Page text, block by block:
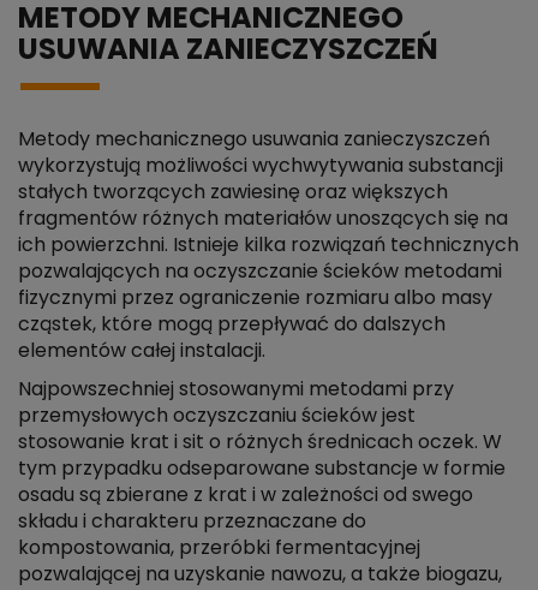
METODY MECHANICZNEGO
USUWANIA ZANIECZYSZCZEŃ
Metody mechanicznego usuwania zanieczyszczeń
wykorzystują możliwości wychwytywania substancji
stałych tworzących zawiesinę oraz większych
fragmentów różnych materiałów unoszących się na
ich powierzchni. Istnieje kilka rozwiązań technicznych
pozwalających na oczyszczanie ścieków metodami
fizycznymi przez ograniczenie rozmiaru albo masy
cząstek, które mogą przepływać do dalszych
elementów całej instalacji.
Najpowszechniej stosowanymi metodami przy
przemysłowych oczyszczaniu ścieków jest
stosowanie krat i sit o różnych średnicach oczek. W
tym przypadku odseparowane substancje w formie
osadu są zbierane z krat i w zależności od swego
składu i charakteru przeznaczane do
kompostowania, przeróbki fermentacyjnej
pozwalającej na uzyskanie nawozu, a także biogazu,